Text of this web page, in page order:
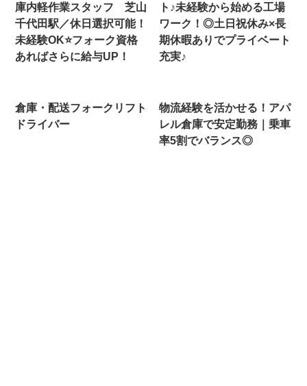
庫内軽作業スタッフ 芝山
千代田駅／休日選択可能！
未経験OK⭐フォーク資格
あればさらに給与UP！
ト♪未経験から始める工場
ワーク！◎土日祝休み×長
期休暇ありでプライベート
充実♪
倉庫・配送フォークリフト
ドライバー
物流経験を活かせる！アパ
レル倉庫で安定勤務｜乗車
率5割でバランス◎